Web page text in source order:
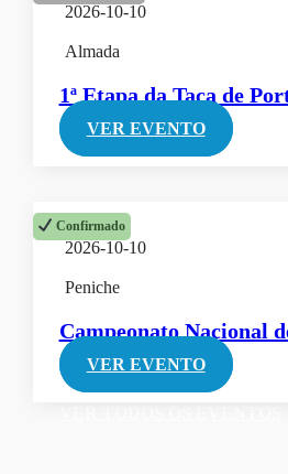
2026-10-10
Almada
1ª Etapa da Taça de
VER EVENTO
Confirmado
2026-10-10
Peniche
Campeonato Nacional
VER EVENTO